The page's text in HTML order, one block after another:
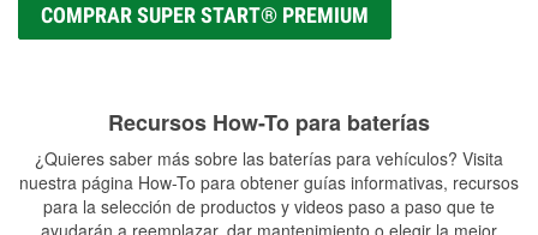
COMPRAR SUPER START® PREMIUM
Recursos How-To para baterías
¿Quieres saber más sobre las baterías para vehículos? Visita
nuestra página How-To para obtener guías informativas, recursos
para la selección de productos y videos paso a paso que te
ayudarán a reemplazar, dar mantenimiento o elegir la mejor